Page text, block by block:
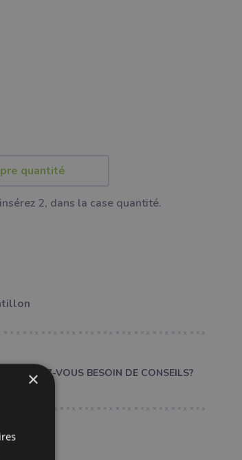
2, dans la case quantité.
AVEZ-VOUS BESOIN DE CONSEILS?
×